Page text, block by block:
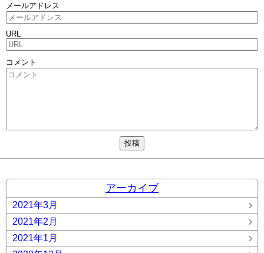
メールアドレス
URL
コメント
アーカイブ
2021年3月
2021年2月
2021年1月